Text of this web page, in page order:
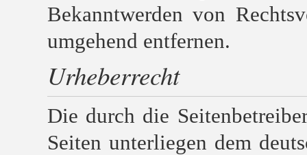
Bekanntwerden von
umgehend entfernen.
Urheberrecht
Die durch die
Seiten unterliegen dem